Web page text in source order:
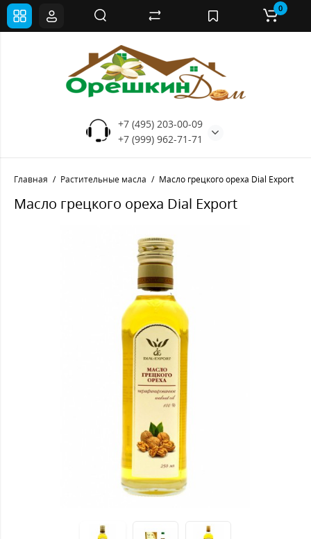
+7 (495) 203-00-09
+7 (999) 962-71-71
0
Главная Растительные масла Масло грецкого ореха Dial Export
Масло грецкого ореха Dial Export